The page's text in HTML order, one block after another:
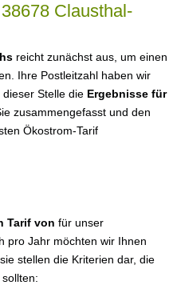
Clausthal-
reicht zunächst aus, um einen
Ihre Postleitzahl haben wir
Stelle die Ergebnisse für
zusammengefasst und den
Ökostrom-Tarif
Tarif von für unser
pro Jahr möchten wir Ihnen
stellen die Kriterien dar, die